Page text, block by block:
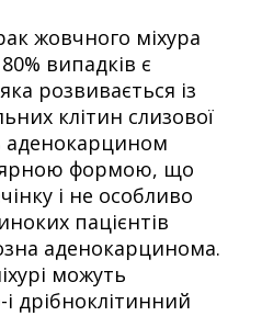
жовчного міхура
випадків є
розвивається із
клітин слизової
аденокарцином
формою, що
і не особливо
пацієнтів
аденокарцинома.
можуть
дрібноклітинний